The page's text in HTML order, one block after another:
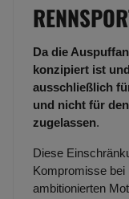
Da die
konzipiert ist
ausschließlich
und nicht für
zugelassen.
Diese
Kompromisse bei
ambitionierten